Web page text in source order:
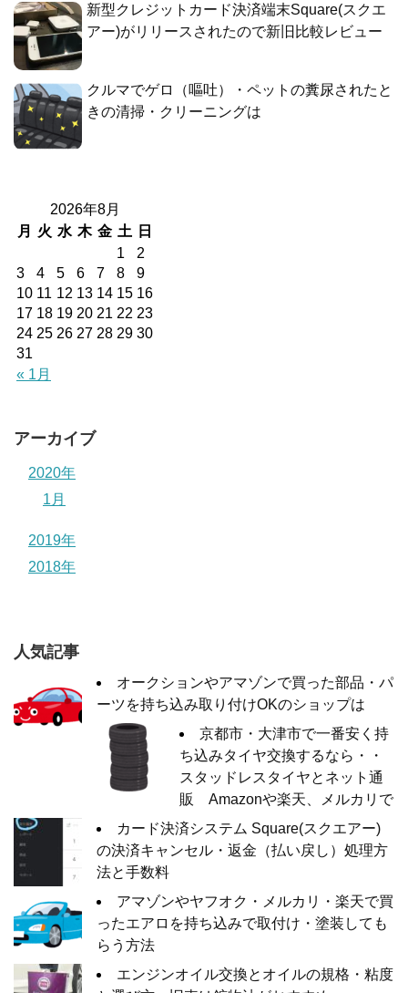
新型クレジットカード決済端末Square(スクエ
アー)がリリースされたので新旧比較レビュー
クルマでゲロ（嘔吐）・ペットの糞尿されたと
きの清掃・クリーニングは
2026年8月
月
火 水 木 金 土 日
« 1月
1
2
3
4 5 6 7 8
9
10 11 12 13 14 15 16
17 18 19 20 21 22 23
24 25 26 27 28 29 30
31
アーカイブ
2020年
1月
2019年
2018年
人気記事
オークションやアマゾンで買った部品・パ
ーツを持ち込み取り付けOKのショップは
京都市・大津市で一番安く持
ち込みタイヤ交換するなら・・
スタッドレスタイヤとネット通
販 Amazonや楽天、メルカリで
カード決済システム Square(スクエアー)
の決済キャンセル・返金（払い戻し）処理方
法と手数料
アマゾンやヤフオク・メルカリ・楽天で買
ったエアロを持ち込みで取付け・塗装しても
らう方法
エンジンオイル交換とオイルの規格・粘度